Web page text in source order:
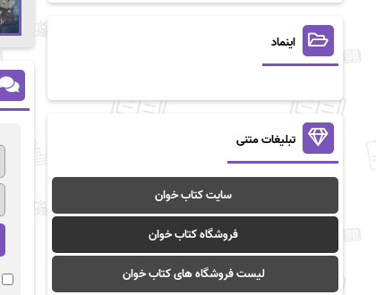
اینماد
تبلیغات متنی
سایت کتاب خوان
فروشگاه کتاب خوان
لیست فروشگاه های کتاب خوان